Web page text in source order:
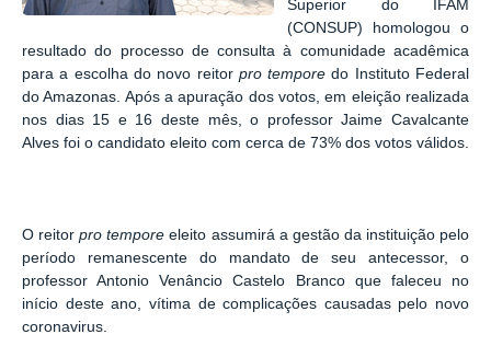
Superior do IFAM
(CONSUP) homologou o
resultado do processo de consulta à comunidade acadêmica
para a escolha do novo reitor pro tempore do Instituto Federal
do Amazonas. Após a apuração dos votos, em eleição realizada
nos dias 15 e 16 deste mês, o professor Jaime Cavalcante
Alves foi o candidato eleito com cerca de 73% dos votos válidos.
O reitorpro tempore eleito assumirá a gestão da instituição pelo
período remanescente do mandato de seu antecessor, o
professor Antonio Venâncio Castelo Branco que faleceu no
início deste ano, vítima de complicações causadas pelo novo
coronavirus.